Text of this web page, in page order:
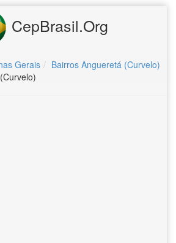
CepBrasil.Org
Gerais
Bairros Angueretá (Curvelo)